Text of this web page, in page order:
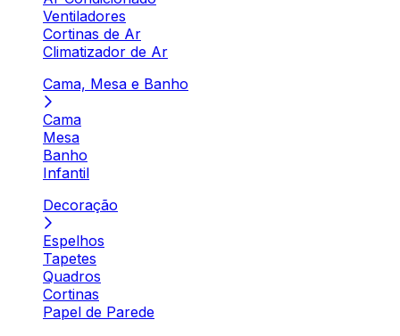
Ventiladores
Cortinas de Ar
Climatizador de Ar
Cama, Mesa e Banho
Cama
Mesa
Banho
Infantil
Decoração
Espelhos
Tapetes
Quadros
Cortinas
Papel de Parede